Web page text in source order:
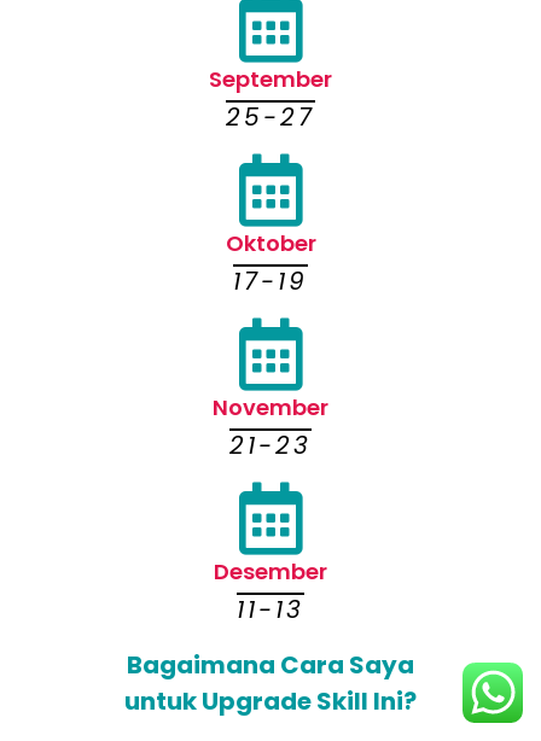
September
25-27
Oktober
17-19
November
21-23
Desember
11-13
Bagaimana Cara Saya
untuk Upgrade Skill Ini?